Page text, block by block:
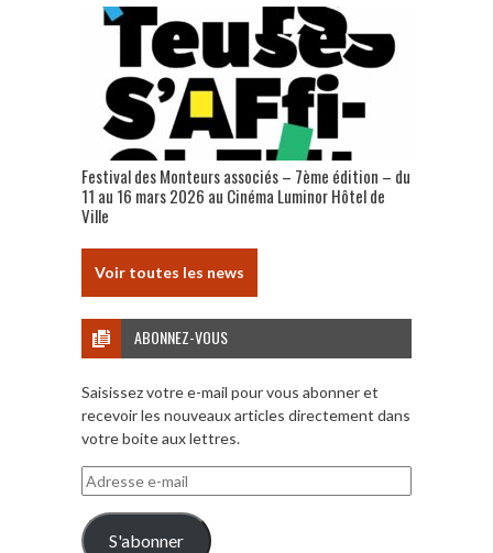
Festival des Monteurs associés – 7ème édition – du
11 au 16 mars 2026 au Cinéma Luminor Hôtel de
Ville
Voir toutes les news
ABONNEZ-VOUS
Saisissez votre e-mail pour vous abonner et
recevoir les nouveaux articles directement dans
votre boite aux lettres.
Adresse
e-
mail
S'abonner